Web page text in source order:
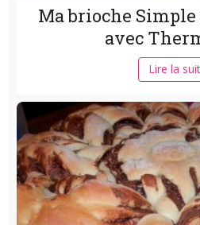
Ma brioche
avec
Lire la